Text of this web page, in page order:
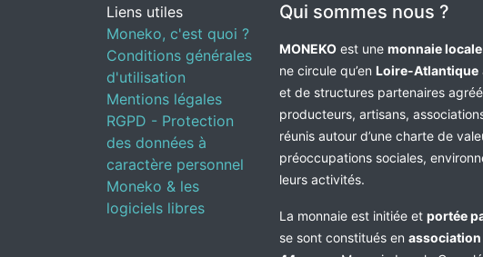
Liens utiles
Moneko, c'est quoi ?
Conditions générales
d'utilisation
Mentions légales
RGPD - Protection
des données à
caractère personnel
Moneko & les
logiciels libres
Qui sommes nous ?
MONEKO est une monnaie
ne circule qu’en Loire-Atlantique
et de structures partenaires
producteurs, artisans,
réunis autour d’une charte de
préoccupations sociales,
leurs activités.
La monnaie est initiée et portée
se sont constitués en association